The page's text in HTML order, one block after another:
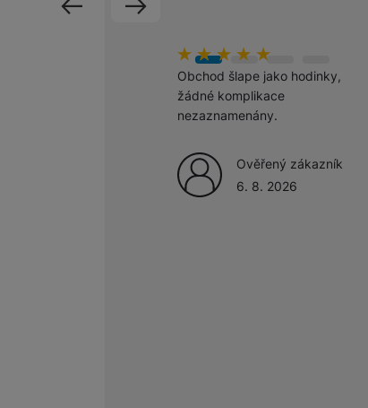
Marketingové
hodnoceni_zakazniku
100%
Obchod šlape jako hodinky,
žádné komplikace
nezaznamenány.
Ověřený zákazník
6. 8. 2026